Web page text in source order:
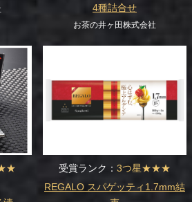
4種詰合せ
お茶の井ヶ田株式会社
受賞ランク： 3つ星★★★
REGALO スパゲッティ1.7mm結